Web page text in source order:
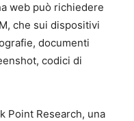
web può richiedere
che sui dispositivi
documenti
codici di
Point Research, una